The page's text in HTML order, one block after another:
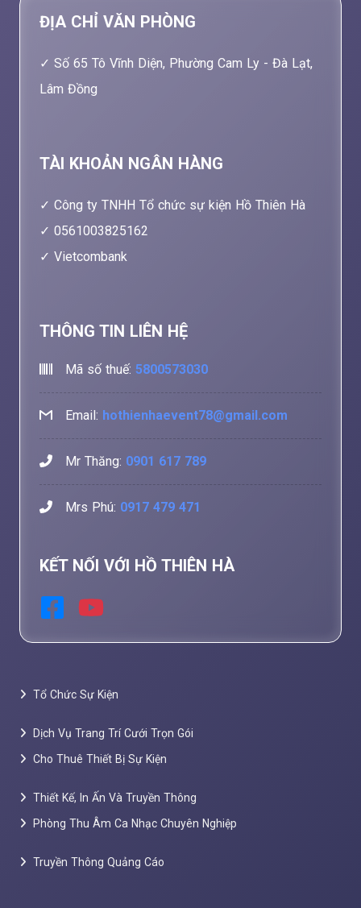
ĐỊA CHỈ VĂN PHÒNG
Số 65 Tô Vĩnh Diện, Phường Cam Ly - Đà Lạt,
Lâm Đồng
TÀI KHOẢN NGÂN HÀNG
Công ty TNHH Tổ chức sự kiện Hồ Thiên Hà
0561003825162
Vietcombank
THÔNG TIN LIÊN HỆ
Mã số thuế: 5800573030
Email: hothienhaevent78@gmail.com
Mr Thăng: 0901 617 789
Mrs Phú: 0917 479 471
KẾT NỐI VỚI HỒ THIÊN HÀ
Tổ Chức Sự Kiện
Dịch Vụ Trang Trí Cưới Trọn Gói
Cho Thuê Thiết Bị Sự Kiện
Thiết Kế, In Ấn Và Truyền Thông
Phòng Thu Âm Ca Nhạc Chuyên Nghiệp
Truyền Thông Quảng Cáo